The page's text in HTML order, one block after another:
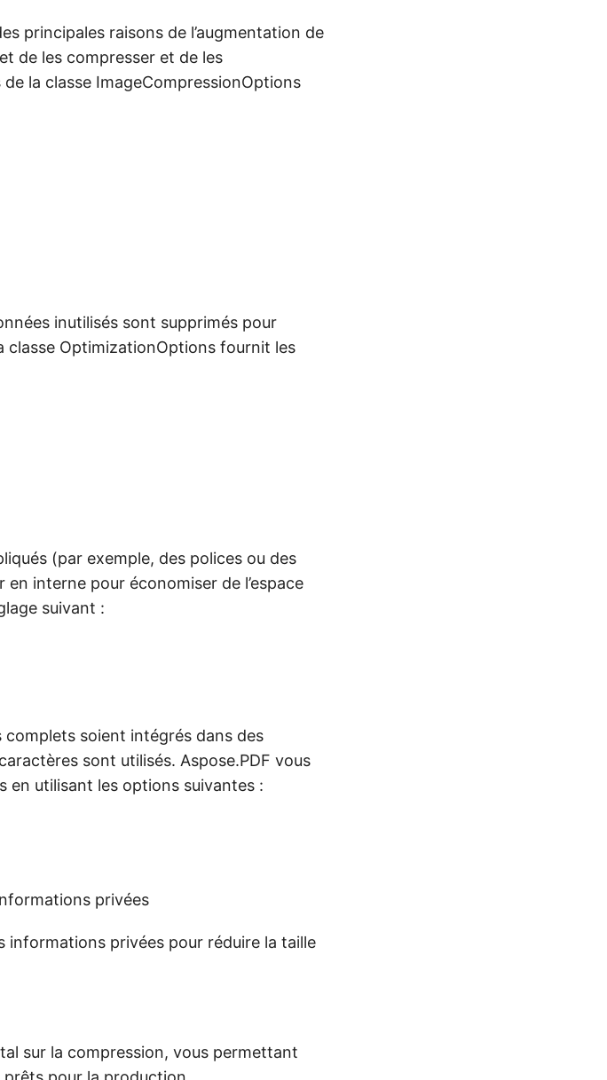
principales raisons de l’augmentation de
de les compresser et de les
la classe ImageCompressionOptions
inutilisés sont supprimés pour
classe OptimizationOptions fournit les
(par exemple, des polices ou des
interne pour économiser de l’espace
suivant :
complets soient intégrés dans des
sont utilisés. Aspose.PDF vous
en utilisant les options suivantes :
privées
informations privées pour réduire la taille
sur la compression, vous permettant